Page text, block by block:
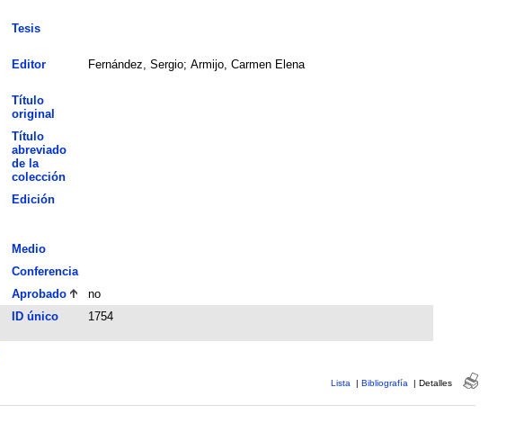
Tesis
Editor Fernández, Sergio; Armijo, Carmen Elena
Título
original
Título
abreviado
de la
colección
Edición
Medio
Conferencia
Aprobado
no
ID único 1754
Lista | Bibliografía | Detalles